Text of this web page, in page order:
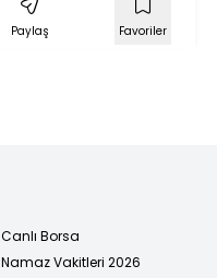
Paylaş Favoriler
Canlı Borsa
Namaz Vakitleri 2026